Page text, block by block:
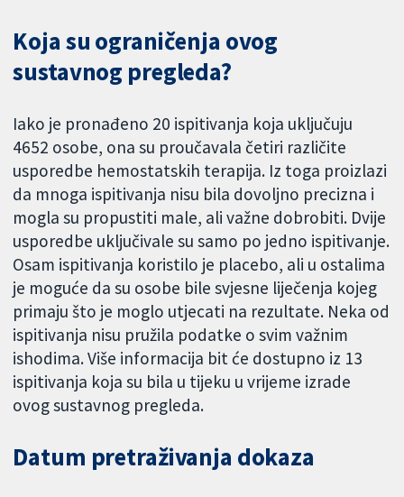
Koja su ograničenja ovog
sustavnog pregleda?
Iako je pronađeno 20 ispitivanja koja uključuju
4652 osobe, ona su proučavala četiri različite
usporedbe hemostatskih terapija. Iz toga proizlazi
da mnoga ispitivanja nisu bila dovoljno precizna i
mogla su propustiti male, ali važne dobrobiti. Dvije
usporedbe uključivale su samo po jedno ispitivanje.
Osam ispitivanja koristilo je placebo, ali u ostalima
je moguće da su osobe bile svjesne liječenja kojeg
primaju što je moglo utjecati na rezultate. Neka od
ispitivanja nisu pružila podatke o svim važnim
ishodima. Više informacija bit će dostupno iz 13
ispitivanja koja su bila u tijeku u vrijeme izrade
ovog sustavnog pregleda.
Datum pretraživanja dokaza